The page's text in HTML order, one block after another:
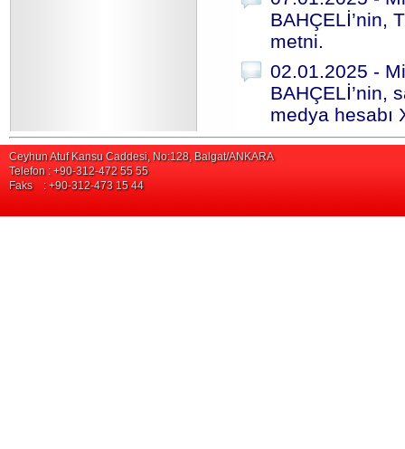
BAHÇELİ’nin,
metni.
02.01.2025 -
BAHÇELİ’nin,
medya hesabı
Ceyhun Atuf Kansu Caddesi, No:128, Balgat/ANKARA
Telefon : +90-312-472 55 55
Faks : +90-312-473 15 44